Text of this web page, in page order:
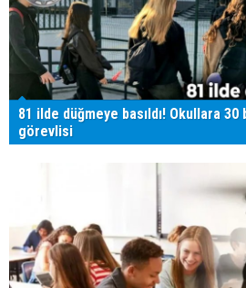
81 ilde düğmeye basıldı! Okullara
görevlisi